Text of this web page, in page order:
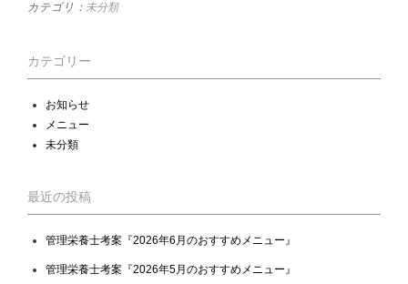
カテゴリ： 未分類
カテゴリー
お知らせ
メニュー
未分類
最近の投稿
管理栄養士考案『2026年6月のおすすめメニュー』
管理栄養士考案『2026年5月のおすすめメニュー』